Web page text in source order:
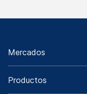
Mercados
Productos